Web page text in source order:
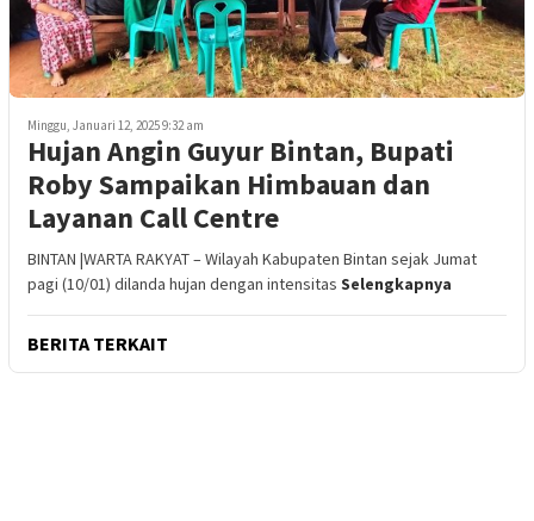
Minggu, Januari 12, 2025 9:32 am
Hujan Angin Guyur Bintan, Bupati
Roby Sampaikan Himbauan dan
Layanan Call Centre
BINTAN |WARTA RAKYAT – Wilayah Kabupaten Bintan sejak Jumat
pagi (10/01) dilanda hujan dengan intensitas Selengkapnya
BERITA TERKAIT